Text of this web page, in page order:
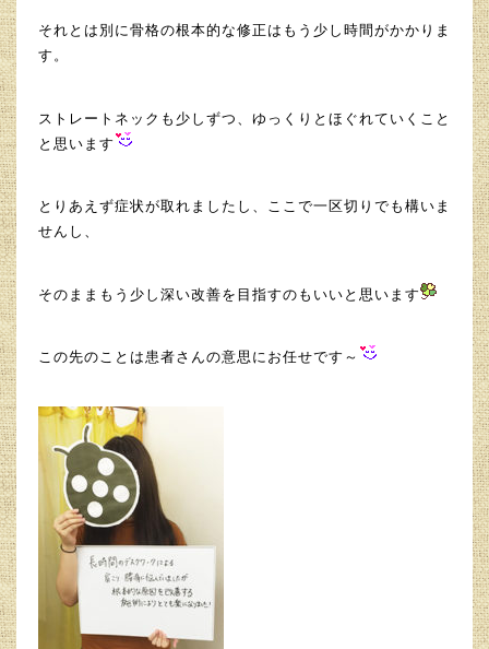
それとは別に骨格の根本的な修正はもう少し時間がかかりま
す。
ストレートネックも少しずつ、ゆっくりとほぐれていくこと
と思います
とりあえず症状が取れましたし、ここで一区切りでも構いま
せんし、
そのままもう少し深い改善を目指すのもいいと思います
この先のことは患者さんの意思にお任せです～